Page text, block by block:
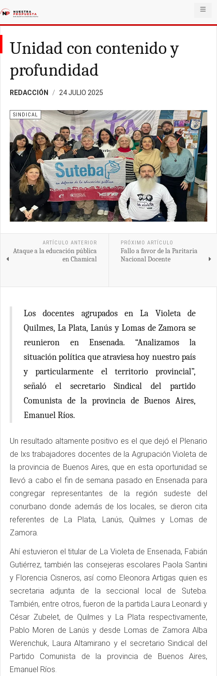
Unidad con contenido y
profundidad
REDACCIÓN 24 JULIO 2025
SINDICAL
ARTÍCULO ANTERIOR
Ataque a la educación pública
en Chamical
PRÓXIMO ARTÍCULO
Fallo a favor de la Paritaria
Nacional Docente
Los docentes agrupados en La Violeta de
Quilmes, La Plata, Lanús y Lomas de Zamora se
reunieron en Ensenada. “Analizamos la
situación política que atraviesa hoy nuestro país
y particularmente el territorio provincial”,
señaló el secretario Sindical del partido
Comunista de la provincia de Buenos Aires,
Emanuel Ríos.
Un resultado altamente positivo es el que dejó el Plenario
de lxs trabajadores docentes de la Agrupación Violeta de
la provincia de Buenos Aires, que en esta oportunidad se
llevó a cabo el fin de semana pasado en Ensenada para
congregar representantes de la región sudeste del
conurbano donde además de los locales, se dieron cita
referentes de La Plata, Lanús, Quilmes y Lomas de
Zamora.
Ahí estuvieron el titular de La Violeta de Ensenada, Fabián
Gutiérrez, también las consejeras escolares Paola Santini
y Florencia Cisneros, así como Eleonora Artigas quien es
secretaria adjunta de la seccional local de Suteba.
También, entre otros, fueron de la partida Laura Leonardi y
César Zubelet, de Quilmes y La Plata respectivamente,
Pablo Moren de Lanús y desde Lomas de Zamora Alba
Werenchuk, Laura Altamirano y el secretario Sindical del
Partido Comunista de la provincia de Buenos Aires,
Emanuel Ríos.